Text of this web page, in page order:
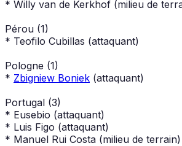
* Willy van de Kerkhof (milieu de
Pérou (1)
* Teofilo Cubillas (attaquant)
Pologne (1)
* Zbigniew Boniek (attaquant)
Portugal (3)
* Eusebio (attaquant)
* Luis Figo (attaquant)
* Manuel Rui Costa (milieu de terrain)